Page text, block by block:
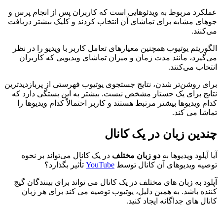
عملکرد مربوط به ویدئوهایی است که کاربران پس از انجام پرس و
جوهای مشابه برای تماشای آن انتخاب کردند و کلیک بیشتر دریافت
می‌کنند.
الگوریتم یوتیوب همچنین معیارهای تعامل کاربر با ویدیو را در نظر
می‌گیرد، مانند مدت زمان و میزان تماشای ویدیویی که کاربران
انتخاب می‌کنند.
برای روشن‌تر شدن، نتایج جستجوی یوتیوب فهرستی از پربازدیدترین
نتایج برای یک جستار مشخص نیست. بیشتر به این بستگی دارد که
کدام ویدیوها بیشتر مرتبط هستند و کاربر احتمالاً کدام ویدیوها را
تماشا می کند.
چندین زبان در یک کانال
آیا آپلود ویدیوها به دو زبان مختلف در یک کانال می‌تواند بر نحوه
توصیه ویدیوهای آن کانال توسط YouTube تأثیر بگذارد؟
آپلود به زبان های مختلف در یک کانال می تواند برای بینندگان گیج
کننده باشد. به همین دلیل، یوتیوب توصیه می کند برای هر زبان
کانال های جداگانه ایجاد کنید.